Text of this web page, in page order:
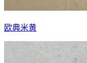
欧典米黄